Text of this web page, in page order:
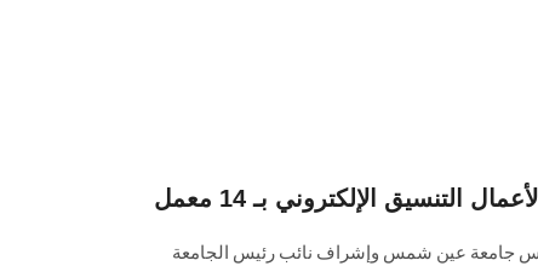
الإلكتروني بـ 14 معمل
جامعة عين شمس وإشراف نائب رئيس الجامعة